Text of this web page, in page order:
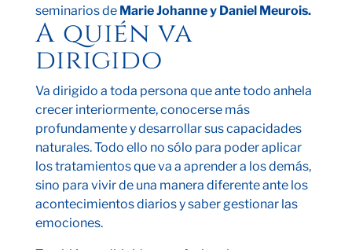
seminarios de Marie Johanne y Daniel Meurois.
A quién va
dirigido
Va dirigido a toda persona que ante todo anhela
crecer interiormente, conocerse más
profundamente y desarrollar sus capacidades
naturales. Todo ello no sólo para poder aplicar
los tratamientos que va a aprender a los demás,
sino para vivir de una manera diferente ante los
acontecimientos diarios y saber gestionar las
emociones.